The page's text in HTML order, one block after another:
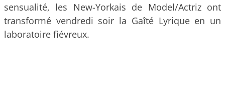
sensualité, les New-Yorkais de Model/Actriz ont
transformé vendredi soir la Gaîté Lyrique en un
laboratoire fiévreux.